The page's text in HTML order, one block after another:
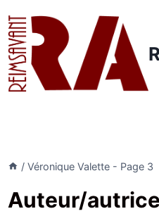
au
contenu
/ Véronique Valette- Page 3
Auteur/